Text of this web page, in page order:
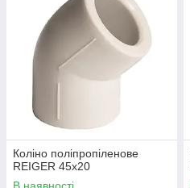
Коліно поліпропіленове
REIGER 45х20